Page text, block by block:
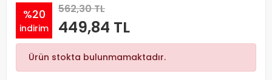
%20
indirim
562,30 TL
449,84 TL
Ürün stokta bulunmamaktadır.